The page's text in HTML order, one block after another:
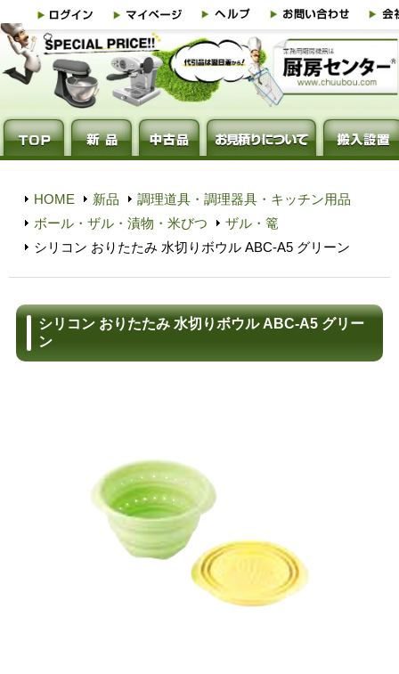
HOME 新品
調理道具・調理器具・キッチン用品
ボール・ザル・漬物・米びつ
ザル・篭
シリコン おりたたみ 水切りボウル ABC-A5 グリーン
シリコン おりたたみ 水切りボウル ABC-A5 グリー
ン